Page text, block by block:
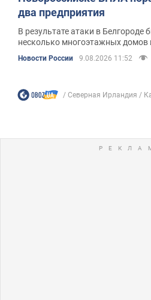
два предприятия
В результате атаки в
несколько многоэтажных
Новости России 9.08.2026 11:52
Северная Ирландия